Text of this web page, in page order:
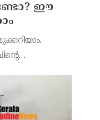
ഈ
വരെ ഓറഞ്ച്